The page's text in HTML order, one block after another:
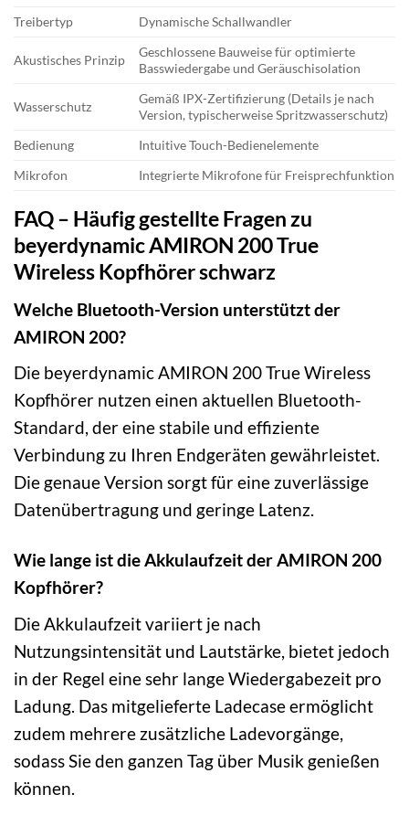
Treibertyp Dynamische Schallwandler
Akustisches Prinzip
Geschlossene Bauweise für optimierte
Basswiedergabe und Geräuschisolation
Wasserschutz
Gemäß IPX-Zertifizierung (Details je nach
Version, typischerweise Spritzwasserschutz)
Bedienung
Intuitive Touch-Bedienelemente
Mikrofon
Integrierte Mikrofone für Freisprechfunktion
FAQ – Häufig gestellte Fragen zu
beyerdynamic AMIRON 200 True
Wireless Kopfhörer schwarz
Welche Bluetooth-Version unterstützt der
AMIRON 200?
Die beyerdynamic AMIRON 200 True Wireless
Kopfhörer nutzen einen aktuellen Bluetooth-
Standard, der eine stabile und effiziente
Verbindung zu Ihren Endgeräten gewährleistet.
Die genaue Version sorgt für eine zuverlässige
Datenübertragung und geringe Latenz.
Wie lange ist die Akkulaufzeit der AMIRON 200
Kopfhörer?
Die Akkulaufzeit variiert je nach
Nutzungsintensität und Lautstärke, bietet jedoch
in der Regel eine sehr lange Wiedergabezeit pro
Ladung. Das mitgelieferte Ladecase ermöglicht
zudem mehrere zusätzliche Ladevorgänge,
sodass Sie den ganzen Tag über Musik genießen
können.